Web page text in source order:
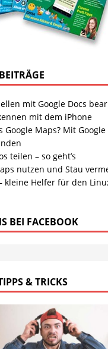
mit Google Docs
mit dem iPhone
Google Maps? Mit
teilen – so geht’s
nutzen und Stau
kleine Helfer für den
BEI FACEBOOK
& TRICKS